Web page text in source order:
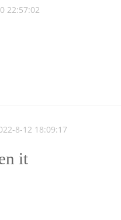
22:57:02
8-12 18:09:17
it